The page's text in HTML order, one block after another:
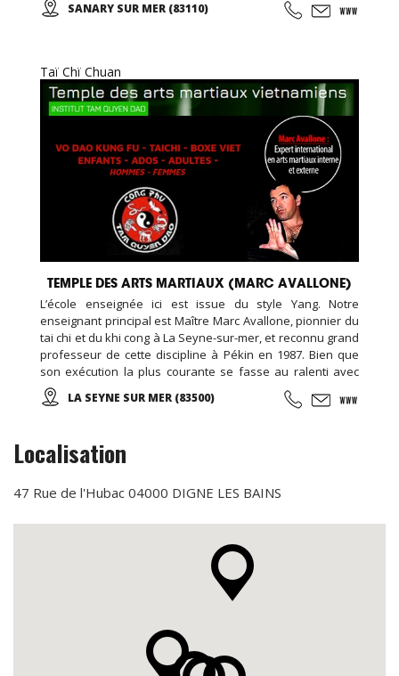
SANARY SUR MER (83110)
Taï Chï Chuan
TEMPLE DES ARTS MARTIAUX (MARC AVALLONE)
L’école enseignée ici est issue du style Yang. Notre
enseignant principal est Maître Marc Avallone, pionnier du
tai chi et du khi cong à La Seyne-sur-mer, et reconnu grand
professeur de cette discipline à Pékin en 1987. Bien que
son exécution la plus courante se fasse au ralenti avec
des mouvements doux et unis entre eux, le thai cuc quyen
(taichi) peut s’exécuter de bien des manières différentes,
LA SEYNE SUR MER (83500)
Localisation
47 Rue de l'Hubac 04000 DIGNE LES BAINS